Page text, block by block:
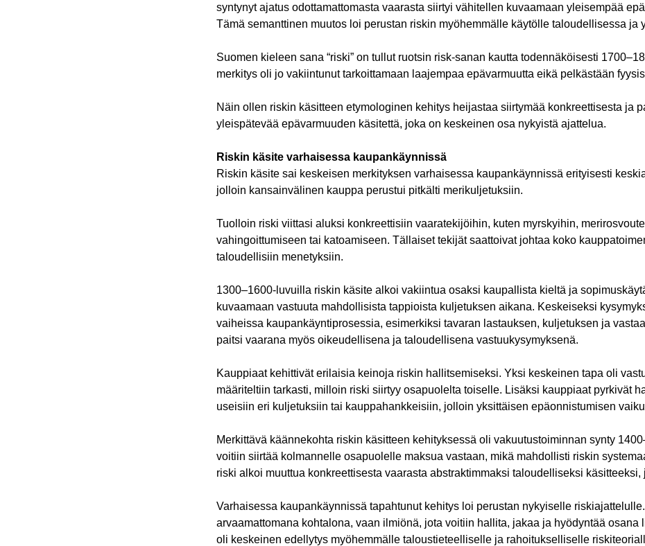
syntynyt ajatus odottamattomasta vaarasta siirtyi vähitellen kuvaamaan yleisempää
Tämä semanttinen muutos loi perustan riskin myöhemmälle käytölle taloudellisessa ja
Suomen kieleen sana “riski” on tullut ruotsin risk-sanan kautta todennäköisesti
merkitys oli jo vakiintunut tarkoittamaan laajempaa epävarmuutta eikä pelkästään
Näin ollen riskin käsitteen etymologinen kehitys heijastaa siirtymää konkreettisesta ja
yleispätevää epävarmuuden käsitettä, joka on keskeinen osa nykyistä ajattelua.
Riskin käsite varhaisessa kaupankäynnissä
Riskin käsite sai keskeisen merkityksen varhaisessa kaupankäynnissä erityisesti
jolloin kansainvälinen kauppa perustui pitkälti merikuljetuksiin.
Tuolloin riski viittasi aluksi konkreettisiin vaaratekijöihin, kuten myrskyihin,
vahingoittumiseen tai katoamiseen. Tällaiset tekijät saattoivat johtaa koko
taloudellisiin menetyksiin.
1300–1600-luvuilla riskin käsite alkoi vakiintua osaksi kaupallista kieltä ja
kuvaamaan vastuuta mahdollisista tappioista kuljetuksen aikana. Keskeiseksi
vaiheissa kaupankäyntiprosessia, esimerkiksi tavaran lastauksen, kuljetuksen ja
paitsi vaarana myös oikeudellisena ja taloudellisena vastuukysymyksenä.
Kauppiaat kehittivät erilaisia keinoja riskin hallitsemiseksi. Yksi keskeinen tapa oli
määriteltiin tarkasti, milloin riski siirtyy osapuolelta toiselle. Lisäksi kauppiaat pyrkivät
useisiin eri kuljetuksiin tai kauppahankkeisiin, jolloin yksittäisen epäonnistumisen
Merkittävä käännekohta riskin käsitteen kehityksessä oli vakuutustoiminnan synty
voitiin siirtää kolmannelle osapuolelle maksua vastaan, mikä mahdollisti riskin
riski alkoi muuttua konkreettisesta vaarasta abstraktimmaksi taloudelliseksi
Varhaisessa kaupankäynnissä tapahtunut kehitys loi perustan nykyiselle
arvaamattomana kohtalona, vaan ilmiönä, jota voitiin hallita, jakaa ja hyödyntää
oli keskeinen edellytys myöhemmälle taloustieteelliselle ja rahoitukselliselle